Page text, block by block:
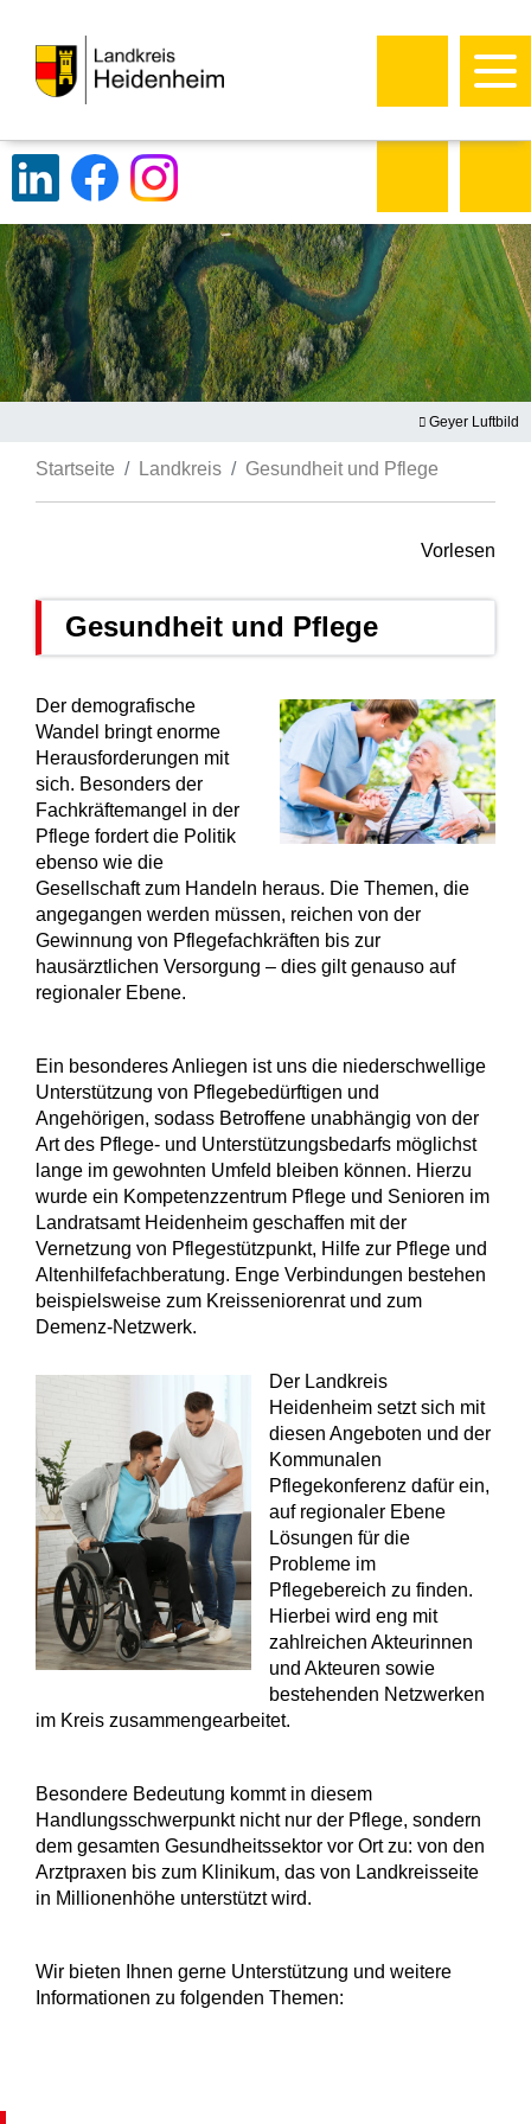
Geyer Luftbild
Startseite Landkreis Gesundheit und Pflege
Vorlesen
Gesundheit und Pflege
Der demografische
Wandel bringt enorme
Herausforderungen mit
sich. Besonders der
Fachkräftemangel in der
Pflege fordert die Politik
ebenso wie die
Gesellschaft zum Handeln heraus. Die Themen, die
angegangen werden müssen, reichen von der
Gewinnung von Pflegefachkräften bis zur
hausärztlichen Versorgung – dies gilt genauso auf
regionaler Ebene.
Ein besonderes Anliegen ist uns die niederschwellige
Unterstützung von Pflegebedürftigen und
Angehörigen, sodass Betroffene unabhängig von der
Art des Pflege- und Unterstützungsbedarfs möglichst
lange im gewohnten Umfeld bleiben können. Hierzu
wurde ein Kompetenzzentrum Pflege und Senioren im
Landratsamt Heidenheim geschaffen mit der
Vernetzung von Pflegestützpunkt, Hilfe zur Pflege und
Altenhilfefachberatung. Enge Verbindungen bestehen
beispielsweise zum Kreisseniorenrat und zum
Demenz-Netzwerk.
Der Landkreis
Heidenheim setzt sich mit
diesen Angeboten und der
Kommunalen
Pflegekonferenz dafür ein,
auf regionaler Ebene
Lösungen für die
Probleme im
Pflegebereich zu finden.
Hierbei wird eng mit
zahlreichen Akteurinnen
und Akteuren sowie
bestehenden Netzwerken
im Kreis zusammengearbeitet.
Besondere Bedeutung kommt in diesem
Handlungsschwerpunkt nicht nur der Pflege, sondern
dem gesamten Gesundheitssektor vor Ort zu: von den
Arztpraxen bis zum Klinikum, das von Landkreisseite
in Millionenhöhe unterstützt wird.
Wir bieten Ihnen gerne Unterstützung und weitere
Informationen zu folgenden Themen: